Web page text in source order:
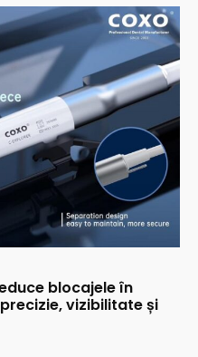
blocajele în
vizibilitate și